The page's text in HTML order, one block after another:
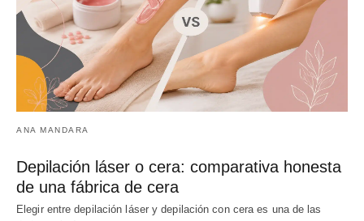
ANA MANDARA
Depilación láser o cera: comparativa honesta
de una fábrica de cera
Elegir entre depilación láser y depilación con cera es una de las